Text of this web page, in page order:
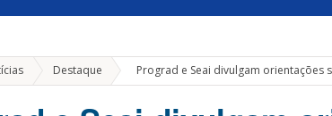
Destaque » Prograd e Seai divulgam